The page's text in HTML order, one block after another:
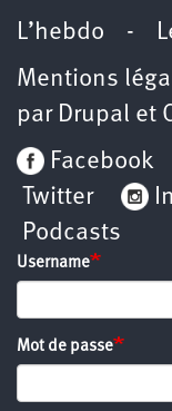
L’hebdo -
Mentions
par Drupal et
Facebook
Twitter
Podcasts
Username
Mot de passe